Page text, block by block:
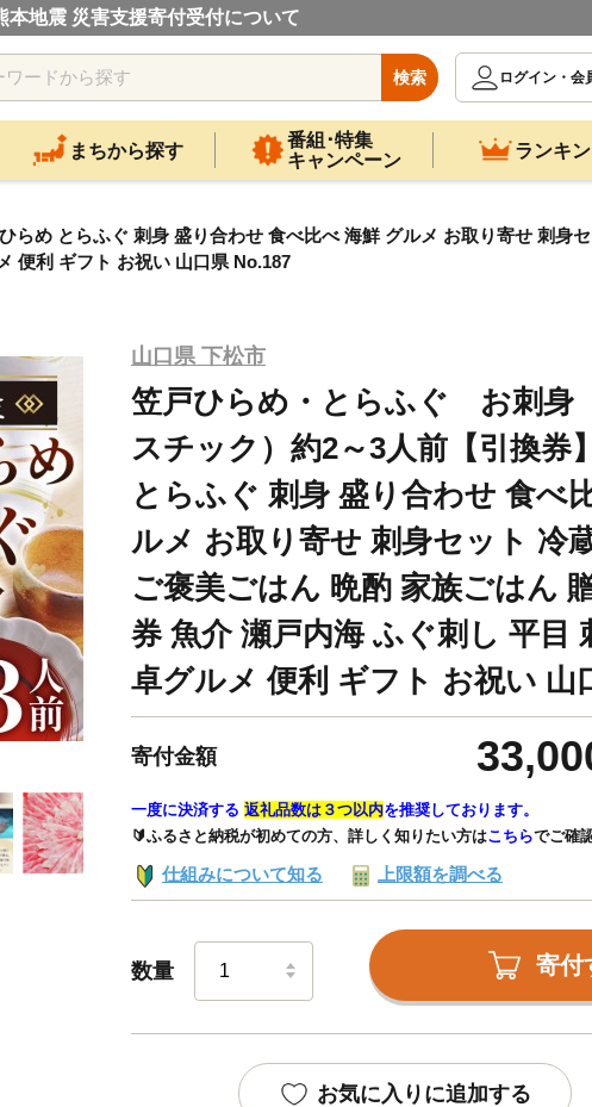
本地震 災害支援寄付受付について
検索
ログイン・会
まちから探す
番組･特集
キャンペーン
ランキ
め とらふぐ 刺身 盛り合わせ 食べ比べ 海鮮 グルメ お取り寄せ 刺身
便利 ギフト お祝い 山口県 No.187
山口県 下松市
笠戸ひらめ・とらふぐ お刺身
スチック）約2～3人前【引換券
とらふぐ 刺身 盛り合わせ 食べ
ルメ お取り寄せ 刺身セット 冷
ご褒美ごはん 晩酌 家族ごはん
券 魚介 瀬戸内海 ふぐ刺し 平目
卓グルメ 便利 ギフト お祝い 山
寄付金額
一度に決済する 返礼品数は３つ以内を推奨しております。
🔰ふるさと納税が初めての方、詳しく知りたい方はこちらでご確
仕組みについて知る 上限額を調べる
数量 寄付
お気に入りに追加する